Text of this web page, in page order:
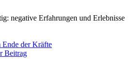
negative Erfahrungen und Erlebnisse
der Kräfte
Beitrag